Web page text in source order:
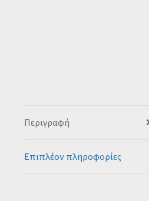
Περιγραφή
Επιπλέον πληροφορίες